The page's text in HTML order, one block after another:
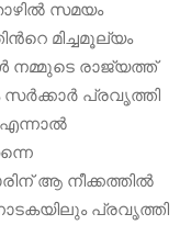
സമയം
മിച്ചമൂല്യം
നമ്മുടെ രാജ്യത്ത്
സർക്കാർ പ്രവൃത്തി
എന്നാൽ
ആ നീക്കത്തിൽ
പ്രവൃത്തി